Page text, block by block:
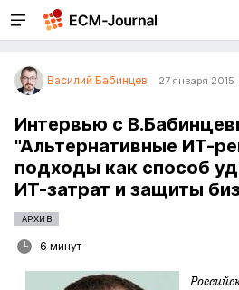
Василий Бабинцев 27 января 2015
Интервью с
"Альтернативные ИТ-
подходы как способ
ИТ-затрат и защиты
АРХИВ
6 минут